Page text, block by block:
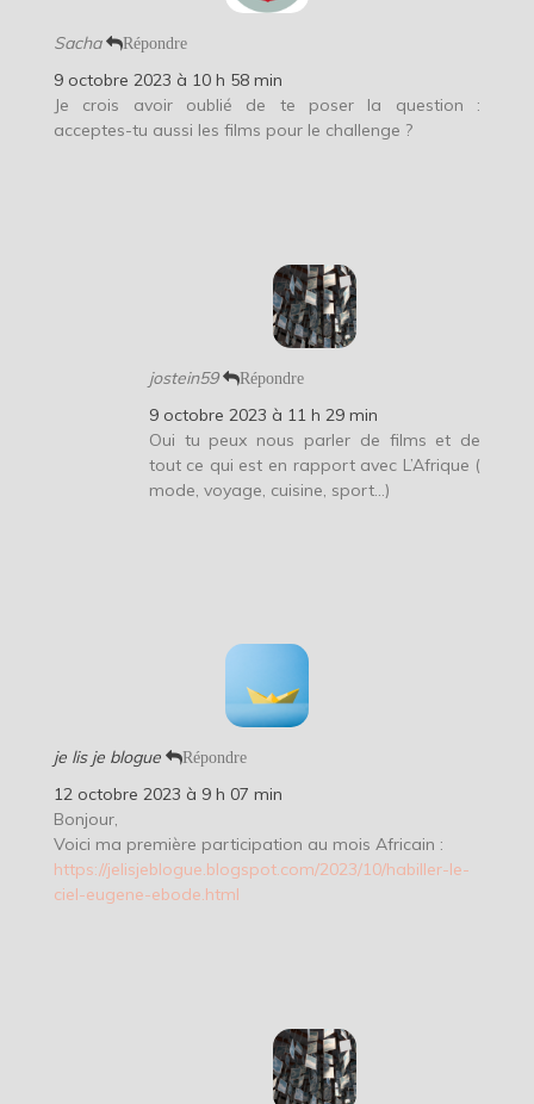
Sacha Répondre
9 octobre 2023 à 10 h 58 min
Je crois avoir oublié de te poser la question :
acceptes-tu aussi les films pour le challenge ?
jostein59 Répondre
9 octobre 2023 à 11 h 29 min
Oui tu peux nous parler de films et de
tout ce qui est en rapport avec L’Afrique (
mode, voyage, cuisine, sport…)
je lis je blogue Répondre
12 octobre 2023 à 9 h 07 min
Bonjour,
Voici ma première participation au mois Africain :
https://jelisjeblogue.blogspot.com/2023/10/habiller-le-
ciel-eugene-ebode.html